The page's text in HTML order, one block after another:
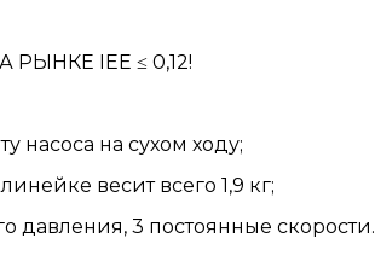
IEE ≤ 0,12!
насоса на сухом ходу;
весит всего 1,9 кг;
давления, 3 постоянные скорости.